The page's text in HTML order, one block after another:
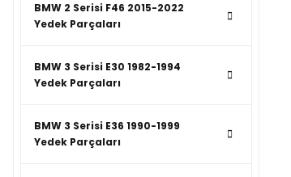
BMW 2 Serisi F46 2015-2022
Yedek Parçaları
BMW 3 Serisi E30 1982-1994
Yedek Parçaları
BMW 3 Serisi E36 1990-1999
Yedek Parçaları